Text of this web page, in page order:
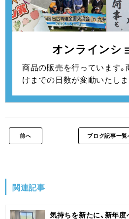
オンラインシ
商品の販売を行っています。
けまでの日数が変動いたし
前へ ブログ記事一覧
関連記事
気持ちを新たに、新年度